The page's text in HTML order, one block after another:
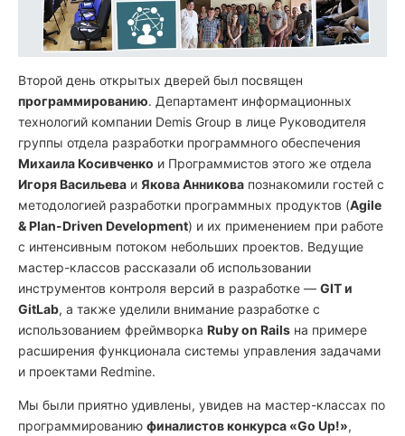
Второй день открытых дверей был посвящен
программированию. Департамент информационных
технологий компании Demis Group в лице Руководителя
группы отдела разработки программного обеспечения
Михаила Косивченко и Программистов этого же отдела
Игоря Васильева и Якова Анникова познакомили гостей с
методологией разработки программных продуктов (Agile
& Plan-Driven Development) и их применением при работе
с интенсивным потоком небольших проектов. Ведущие
мастер-классов рассказали об использовании
инструментов контроля версий в разработке — GIT и
GitLab, а также уделили внимание разработке с
использованием фреймворка Ruby on Rails на примере
расширения функционала системы управления задачами
и проектами Redmine.
Мы были приятно удивлены, увидев на мастер-классах по
программированию финалистов конкурса «Go Up!»,